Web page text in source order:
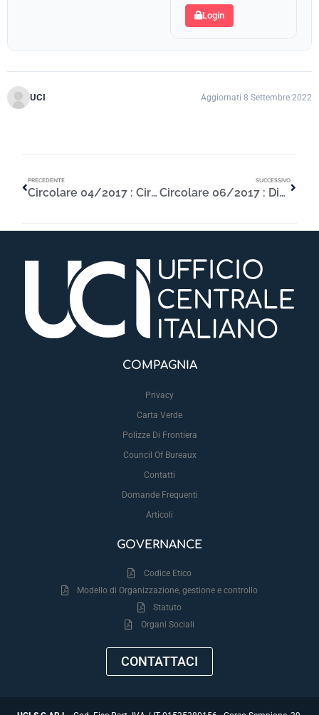
Login
UCI Aggiornati 8 Settembre 2022
PRECEDENTE
Circolare 04/2017 : Circolare Convocazione riunione tecnica del 14/6/2017
SUCCESSIVO
Circolare 06/2017 : Dinieghi di risarcimento e reclami relativi alla liquidazione
COMPAGNIA
Privacy
Carta Verde
Polizze Di Frontiera
Council Of Bureaux
Contatti
Domande Frequenti
Articoli
GOVERNANCE
Codice Etico
Modello di Organizzazione, gestione e controllo
Statuto
Organi Sociali
CONTATTACI